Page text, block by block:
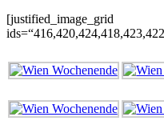
[justified_image_grid